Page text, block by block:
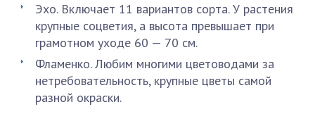
Эхо. Включает 11 вариантов сорта. У растения
крупные соцветия, а высота превышает при
грамотном уходе 60 — 70 см.
Фламенко. Любим многими цветоводами за
нетребовательность, крупные цветы самой
разной окраски.